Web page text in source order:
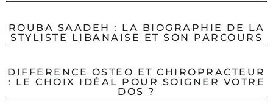
ROUBA SAADEH : LA BIOGRAPHIE DE LA
STYLISTE LIBANAISE ET SON PARCOURS
DIFFÉRENCE OSTÉO ET CHIROPRACTEUR
: LE CHOIX IDÉAL POUR SOIGNER VOTRE
DOS ?